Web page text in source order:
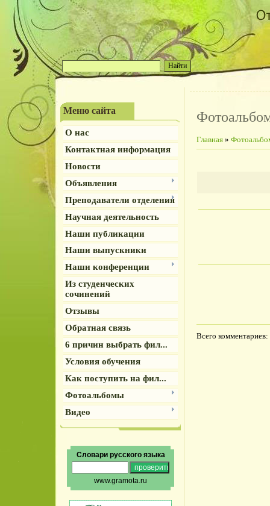
Меню сайта
О нас
Контактная информация
Новости
Объявления
Преподаватели отделения
Научная деятельность
Наши публикации
Наши выпускники
Наши конференции
Из студенческих
сочинений
Отзывы
Обратная связь
6 причин выбрать фил...
Условия обучения
Как поступить на фил...
Фотоальбомы
Видео
Словари русского языка
www.gramota.ru
Главная »
Всего комментариев: